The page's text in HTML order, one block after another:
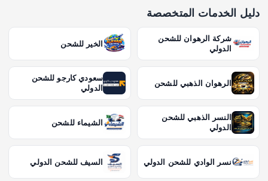
دليل الخدمات المتخصصة
شركة الرهوان للشحن
الدولي
الخير للشحن
الرهوان الذهبي للشحن
سعودي كارجو للشحن
الدولي
النسر الذهبي للشحن
الدولي
الشيماء للشحن
نسر الوادي للشحن الدولي السيف للشحن الدولي